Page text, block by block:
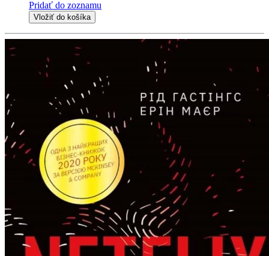
Pridať do zoznamu
Vložiť do košíka